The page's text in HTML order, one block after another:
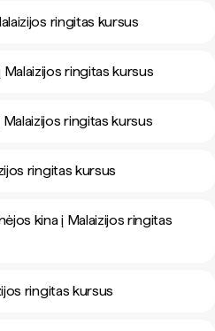
ringitas kursus
ringitas kursus
ringitas kursus
ringitas kursus
kina į Malaizijos ringitas
ringitas kursus